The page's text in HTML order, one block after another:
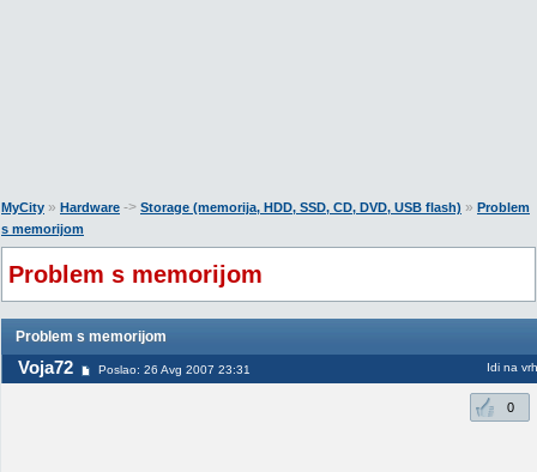
MyCity » Hardware -> Storage (memorija, HDD, SSD, CD, DVD, USB flash) » Problem
s memorijom
Problem s memorijom
Problem s memorijom
Voja72 Poslao: 26 Avg 2007 23:31 Idi na vrh
0